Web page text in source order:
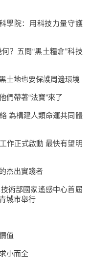
學院：用科技力量守護
？五問“黑土糧倉”科技
土地也要保護周邊環境
們帶著“法寶”來了
為構建人類命運共同體
作正式啟動 最快有望明
杰出實踐者
術部國家遙感中心首屆
城市舉行
值
小而全